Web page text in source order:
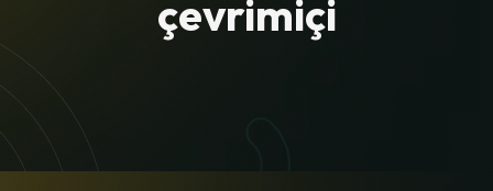
çevrimiçi